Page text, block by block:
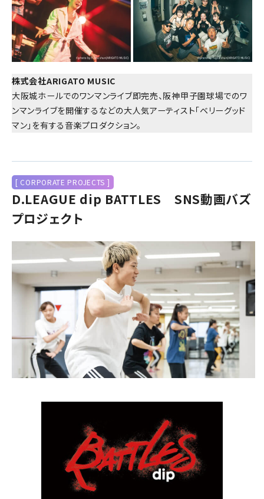
株式会社ARIGATO MUSIC
大阪城ホールでのワンマンライブ即完売、阪神甲子園球場でのワ
ンマンライブを開催するなどの大人気アーティスト「ベリーグッド
マン」を有する音楽プロダクション。
[ CORPORATE PROJECTS ]
D.LEAGUE dip BATTLES SNS動画バズ
プロジェクト